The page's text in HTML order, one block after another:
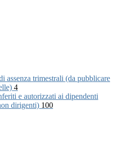
assenza trimestrali (da pubblicare
4
e autorizzati ai dipendenti
dirigenti) 100